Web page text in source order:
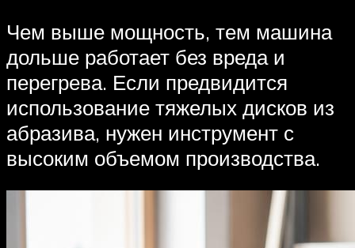
Чем выше мощность, тем машина
дольше работает без вреда и
перегрева. Если предвидится
использование тяжелых дисков из
абразива, нужен инструмент с
высоким объемом производства.